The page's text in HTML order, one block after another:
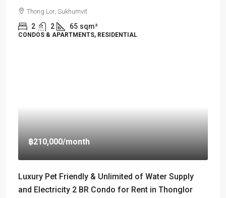
Thong Lor, Sukhumvit
2 2 65 sqm²
CONDOS & APARTMENTS, RESIDENTIAL
฿210,000/month
Luxury Pet Friendly & Unlimited of Water Supply
and Electricity 2 BR Condo for Rent in Thonglor